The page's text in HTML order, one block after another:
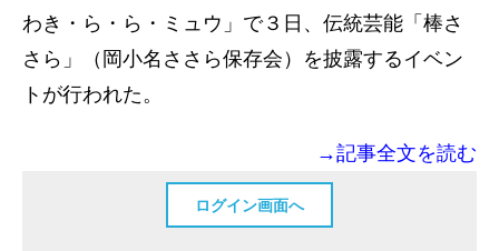
わき・ら・ら・ミュウ」で３日、伝統芸能「棒さ
さら」（岡小名ささら保存会）を披露するイベン
トが行われた。
→記事全文を読む
ログイン画面へ